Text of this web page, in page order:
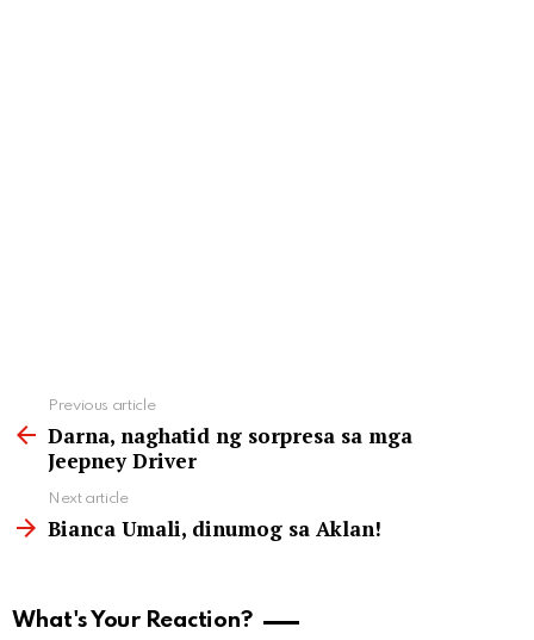
more
Previous article
Darna, naghatid ng sorpresa sa mga
Jeepney Driver
Next article
Bianca Umali, dinumog sa Aklan!
What's Your Reaction?